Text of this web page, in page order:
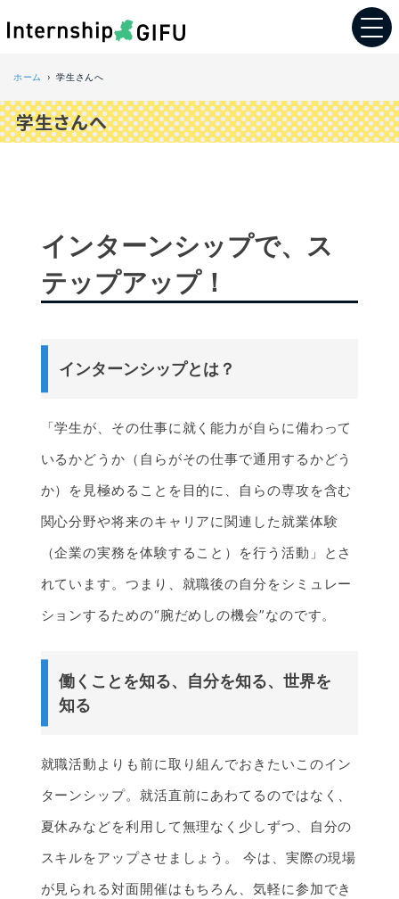
ホーム 学生さんへ
学生さんへ
インターンシップで、ス
テップアップ！
インターンシップとは？
「学生が、その仕事に就く能力が自らに備わって
いるかどうか（自らがその仕事で通用するかどう
か）を見極めることを目的に、自らの専攻を含む
関心分野や将来のキャリアに関連した就業体験
（企業の実務を体験すること）を行う活動」とさ
れています。つまり、就職後の自分をシミュレー
ションするための“腕だめしの機会”なのです。
働くことを知る、自分を知る、世界を
知る
就職活動よりも前に取り組んでおきたいこのイン
ターンシップ。就活直前にあわてるのではなく、
夏休みなどを利用して無理なく少しずつ、自分の
スキルをアップさせましょう。 今は、実際の現場
が見られる対面開催はもちろん、気軽に参加でき